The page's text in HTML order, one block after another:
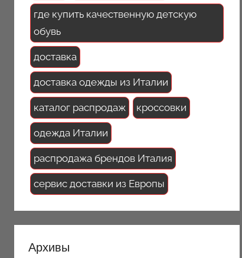
где купить качественную детскую
обувь
доставка
доставка одежды из Италии
каталог распродаж кроссовки
одежда Италии
распродажа брендов Италия
сервис доставки из Европы
Архивы